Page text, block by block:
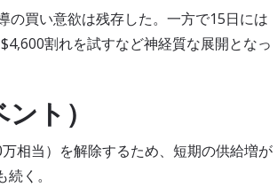
の買い意欲は残存した。一方で15日には
割れを試すなど神経質な展開となっ
ト）
相当）を解除するため、短期の供給増が
く。